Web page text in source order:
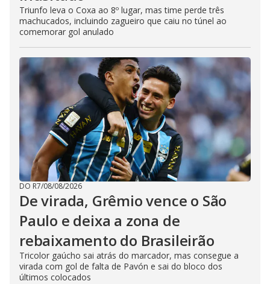
Triunfo leva o Coxa ao 8º lugar, mas time perde três
machucados, incluindo zagueiro que caiu no túnel ao
comemorar gol anulado
DO R7/08/08/2026
De virada, Grêmio vence o São
Paulo e deixa a zona de
rebaixamento do Brasileirão
Tricolor gaúcho sai atrás do marcador, mas consegue a
virada com gol de falta de Pavón e sai do bloco dos
últimos colocados